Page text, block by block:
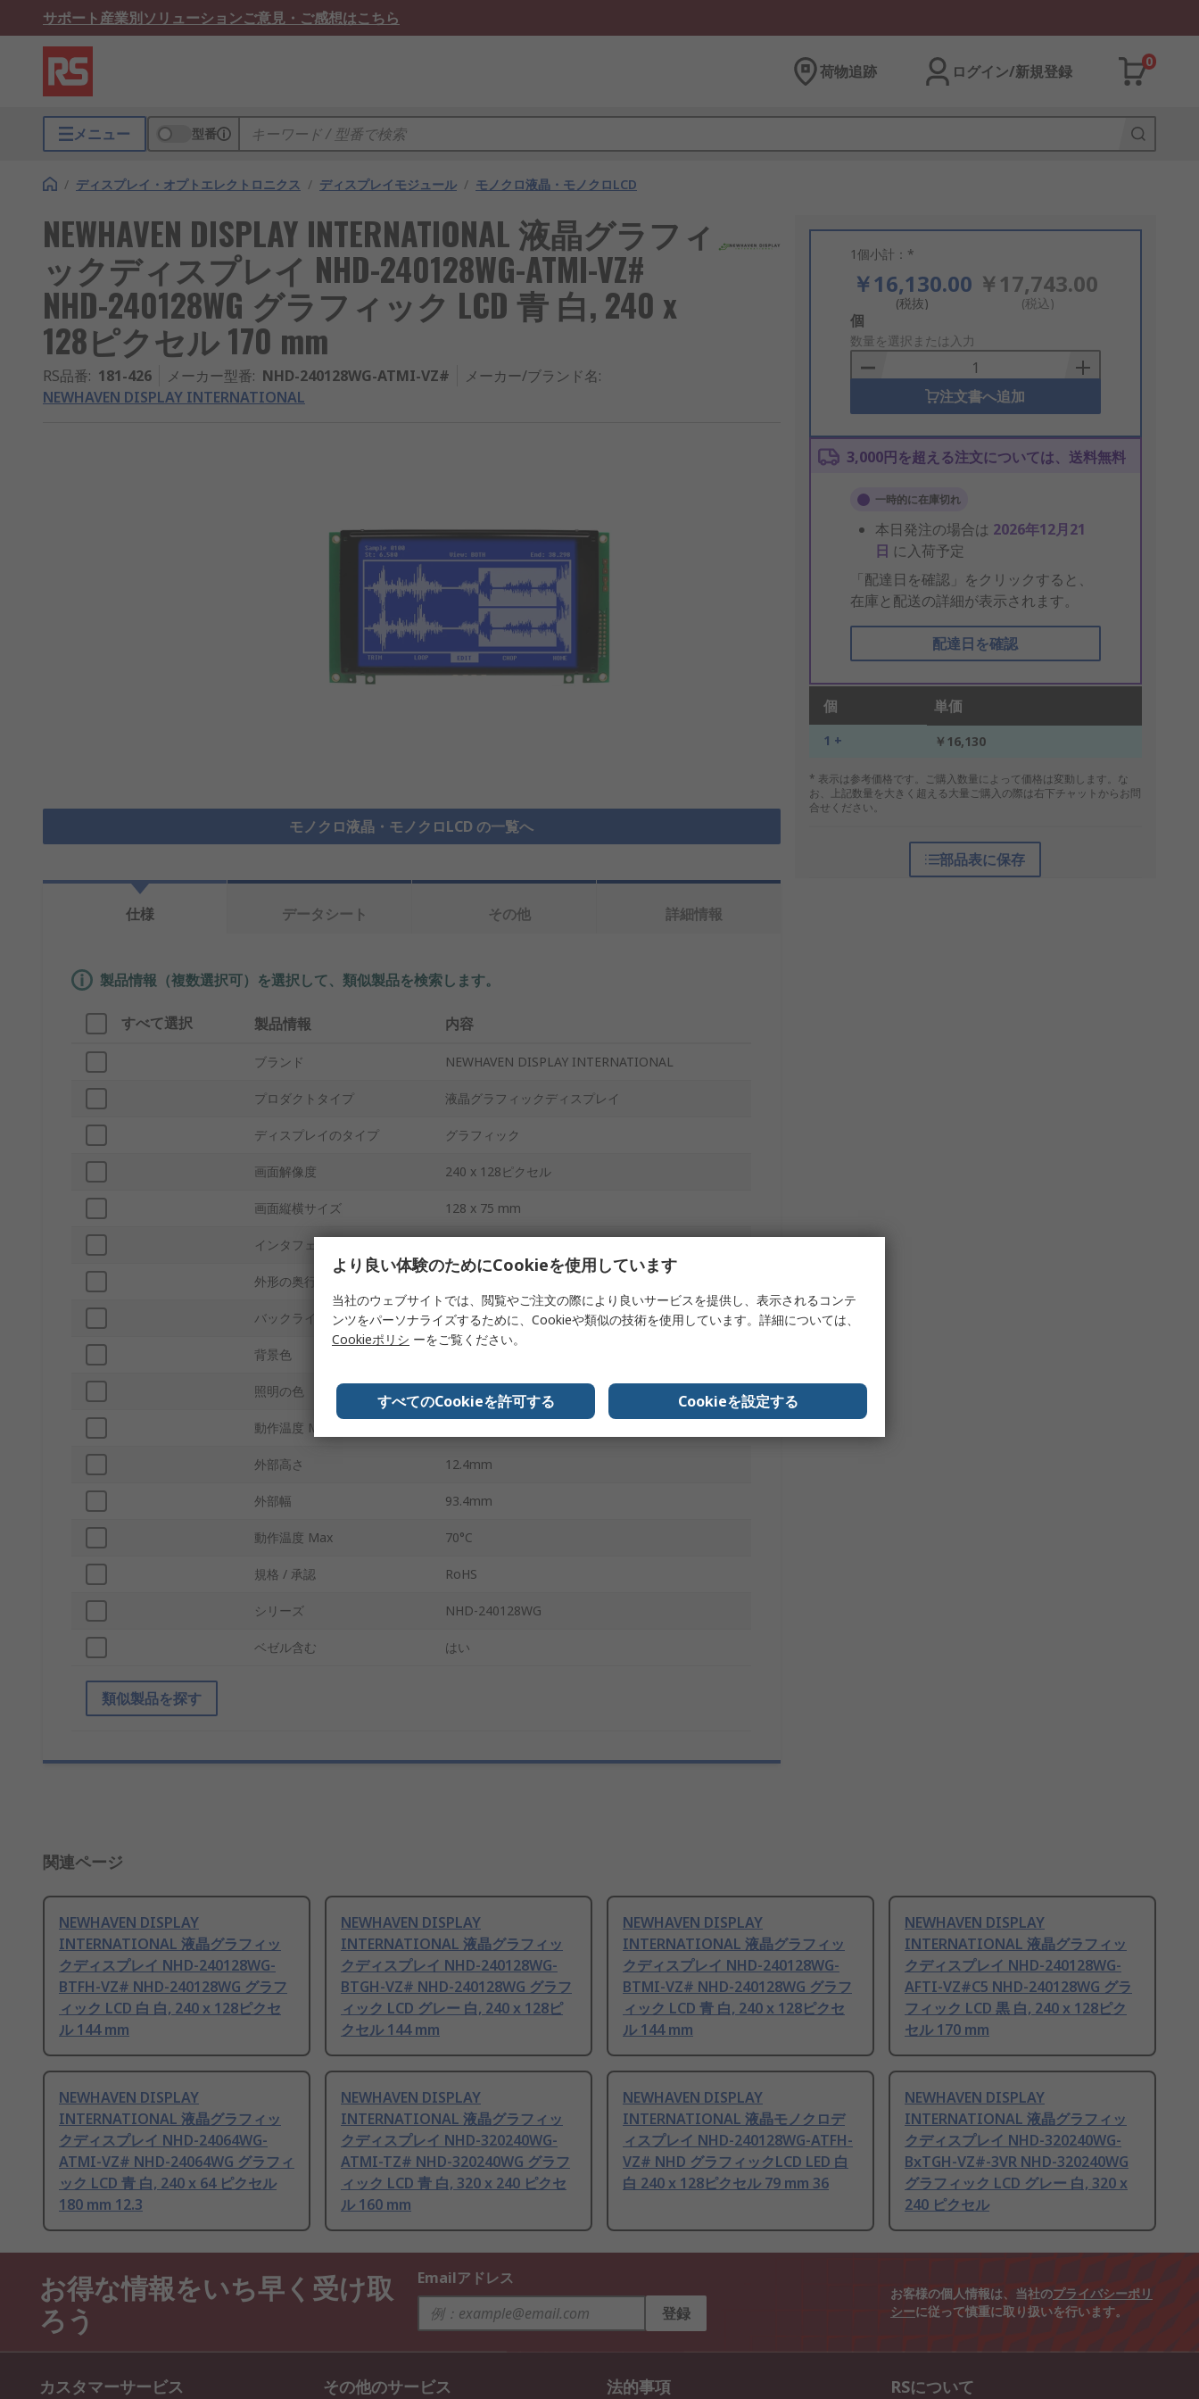
サポート産業別ソリューションご意見・ご感想はこちら
荷物追跡 ログイン/新規登録
0
メニュー 型番
/ ディスプレイ・オプトエレクトロニクス / ディスプレイモジュール / モノクロ液晶・モノクロLCD
NEWHAVEN DISPLAY INTERNATIONAL 液晶グラフィ
ックディスプレイ NHD-240128WG-ATMI-VZ#
NHD-240128WG グラフィック LCD 青 白, 240 x
128ピクセル 170 mm
RS品番: 181-426 メーカー型番: NHD-240128WG-ATMI-VZ# メーカー/ブランド名:
NEWHAVEN DISPLAY INTERNATIONAL
モノクロ液晶・モノクロLCD の一覧へ
1個小計：*
￥16,130.00
(税抜)
￥17,743.00
(税込)
Add
to
Basket
個
数量を選択または入力
注文書へ追加
3,000円を超える注文については、送料無料
一時的に在庫切れ
本日発注の場合は 2026年12月21
日 に入荷予定
「配達日を確認」をクリックすると、
在庫と配送の詳細が表示されます。
配達日を確認
個 単価
1 + ￥16,130
* 表示は参考価格です。ご購入数量によって価格は変動します。な
お、上記数量を大きく超える大量ご購入の際は右下チャットからお問
合せください。
部品表に保存
仕様 データシート その他 詳細情報
製品情報（複数選択可）を選択して、類似製品を検索します。
すべて選択 製品情報 内容
ブランド NEWHAVEN DISPLAY INTERNATIONAL
プロダクトタイプ 液晶グラフィックディスプレイ
ディスプレイのタイプ グラフィック
画面解像度 240 x 128ピクセル
画面縦横サイズ 128 x 75 mm
インタフェースタイプ
外形の奥行き
バックライトタイプ LCD
背景色
照明の色
動作温度 Min
外部高さ 12.4mm
外部幅 93.4mm
動作温度 Max 70°C
規格 / 承認 RoHS
シリーズ NHD-240128WG
ベゼル含む はい
類似製品を探す
関連ページ
NEWHAVEN DISPLAY
INTERNATIONAL 液晶グラフィッ
クディスプレイ NHD-240128WG-
BTFH-VZ# NHD-240128WG グラフ
ィック LCD 白 白, 240 x 128ピクセ
ル 144 mm
NEWHAVEN DISPLAY
INTERNATIONAL 液晶グラフィッ
クディスプレイ NHD-240128WG-
BTGH-VZ# NHD-240128WG グラフ
ィック LCD グレー 白, 240 x 128ピ
クセル 144 mm
NEWHAVEN DISPLAY
INTERNATIONAL 液晶グラフィッ
クディスプレイ NHD-240128WG-
BTMI-VZ# NHD-240128WG グラフ
ィック LCD 青 白, 240 x 128ピクセ
ル 144 mm
NEWHAVEN DISPLAY
INTERNATIONAL 液晶グラフィッ
クディスプレイ NHD-240128WG-
AFTI-VZ#C5 NHD-240128WG グラ
フィック LCD 黒 白, 240 x 128ピク
セル 170 mm
NEWHAVEN DISPLAY
INTERNATIONAL 液晶グラフィッ
クディスプレイ NHD-24064WG-
ATMI-VZ# NHD-24064WG グラフィ
ック LCD 青 白, 240 x 64 ピクセル
180 mm 12.3
NEWHAVEN DISPLAY
INTERNATIONAL 液晶グラフィッ
クディスプレイ NHD-320240WG-
ATMI-TZ# NHD-320240WG グラフ
ィック LCD 青 白, 320 x 240 ピクセ
ル 160 mm
NEWHAVEN DISPLAY
INTERNATIONAL 液晶モノクロデ
ィスプレイ NHD-240128WG-ATFH-
VZ# NHD グラフィックLCD LED 白
白 240 x 128ピクセル 79 mm 36
NEWHAVEN DISPLAY
INTERNATIONAL 液晶グラフィッ
クディスプレイ NHD-320240WG-
BxTGH-VZ#-3VR NHD-320240WG
グラフィック LCD グレー 白, 320 x
240 ピクセル
お得な情報をいち早く受け取
ろう
Emailアドレス
登録
お客様の個人情報は、当社のプライバシーポリ
シーに従って慎重に取り扱いを行います。
カスタマーサービス その他のサービス 法的事項 RSについて
より良い体験のためにCookieを使用しています
当社のウェブサイトでは、閲覧やご注文の際により良いサービスを提供し、表示されるコンテ
ンツをパーソナライズするために、Cookieや類似の技術を使用しています。詳細については、
Cookieポリシ ーをご覧ください。
すべてのCookieを許可する Cookieを設定する